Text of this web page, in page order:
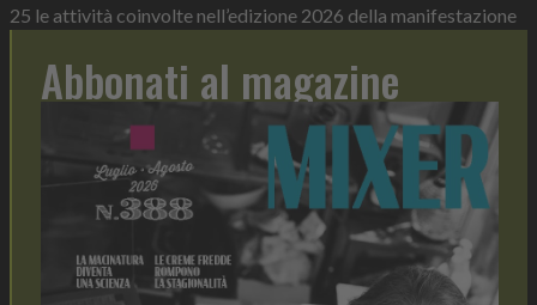
25 le attività coinvolte nell’edizione 2026 della manifestazione
Abbonati al magazine